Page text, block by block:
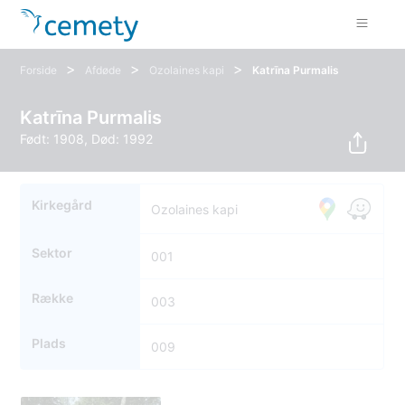
Forside > Afdøde > Ozolaines kapi > Katrīna Purmalis
Katrīna Purmalis
Født: 1908, Død: 1992
Kirkegård Ozolaines kapi
Sektor 001
Række 003
Plads 009